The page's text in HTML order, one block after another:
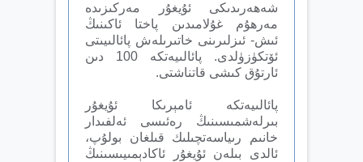
شەھەرىدىكى ئۇيغۇر مەركىزىدە
مەرھۇم غۇلامىدىن پاختا ئاكىنىڭ
ئىش- ئىزلىرىنى خاتىرىلەش پائالىيىتى
ئۆتكۈزۈلدى. پائالىيەتكە 100 دىن
ئارتۇق كىشى قاتناشتى.
پائالىيەتكە ئامېرىكا ئۇيغۇر
بىرلەشمىسىنىڭ رەئىسى ئەلفىدار
خانىم رىياسەتچىلىك قىلغان بولۇپ،
ئالدى بىلەن ئۇيغۇر ئاكادېمىيىسىنىڭ